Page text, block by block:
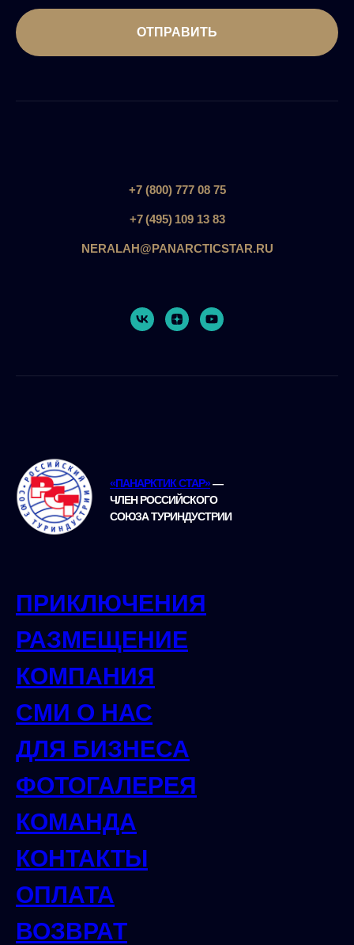
ОТПРАВИТЬ
+7 (800) 777 08 75
+7 (495) 109 13 83
NERALAH@PANARCTICSTAR.RU
«ПАНАРКТИК СТАР»—
ЧЛЕН РОССИЙСКОГО
СОЮЗА ТУРИНДУСТРИИ
ПРИКЛЮЧЕНИЯ
РАЗМЕЩЕНИЕ
КОМПАНИЯ
СМИ О НАС
ДЛЯ БИЗНЕСА
ФОТОГАЛЕРЕЯ
КОМАНДА
КОНТАКТЫ
ОПЛАТА
ВОЗВРАТ